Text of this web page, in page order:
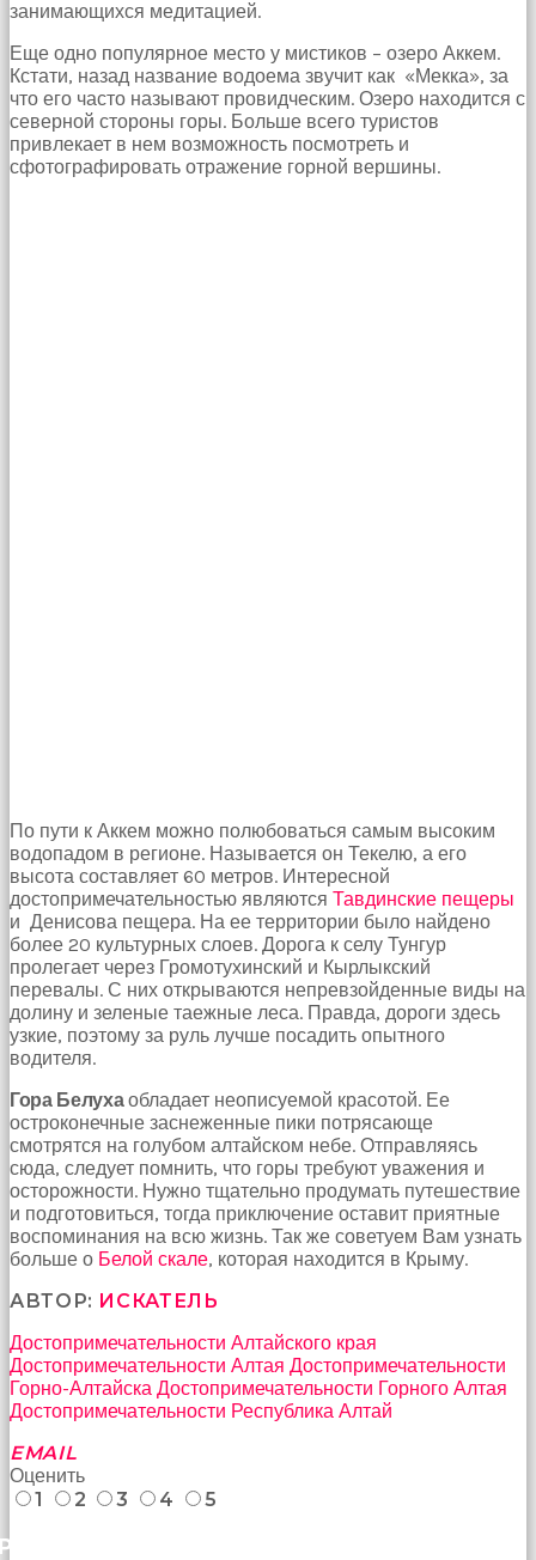
занимающихся медитацией.
Еще одно популярное место у мистиков – озеро Аккем.
Кстати, назад название водоема звучит как «Мекка», за
что его часто называют провидческим. Озеро находится с
северной стороны горы. Больше всего туристов
привлекает в нем возможность посмотреть и
сфотографировать отражение горной вершины.
По пути к Аккем можно полюбоваться самым высоким
водопадом в регионе. Называется он Текелю, а его
высота составляет 60 метров. Интересной
достопримечательностью являются Тавдинские пещеры
и Денисова пещера. На ее территории было найдено
более 20 культурных слоев. Дорога к селу Тунгур
пролегает через Громотухинский и Кырлыкский
перевалы. С них открываются непревзойденные виды на
долину и зеленые таежные леса. Правда, дороги здесь
узкие, поэтому за руль лучше посадить опытного
водителя.
Гора Белухаобладает неописуемой красотой. Ее
остроконечные заснеженные пики потрясающе
смотрятся на голубом алтайском небе. Отправляясь
сюда, следует помнить, что горы требуют уважения и
осторожности. Нужно тщательно продумать путешествие
и подготовиться, тогда приключение оставит приятные
воспоминания на всю жизнь. Так же советуем Вам узнать
больше о Белой скале, которая находится в Крыму.
АВТОР: ИСКАТЕЛЬ
Достопримечательности Алтайского края
Достопримечательности Алтая Достопримечательности
Горно-Алтайска Достопримечательности Горного Алтая
Достопримечательности Республика Алтай
EMAIL
Оценить
1
2 3 4 5